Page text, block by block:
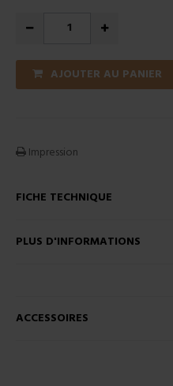
AJOUTER AU PANIER
Impression
FICHE TECHNIQUE
PLUS D'INFORMATIONS
ACCESSOIRES